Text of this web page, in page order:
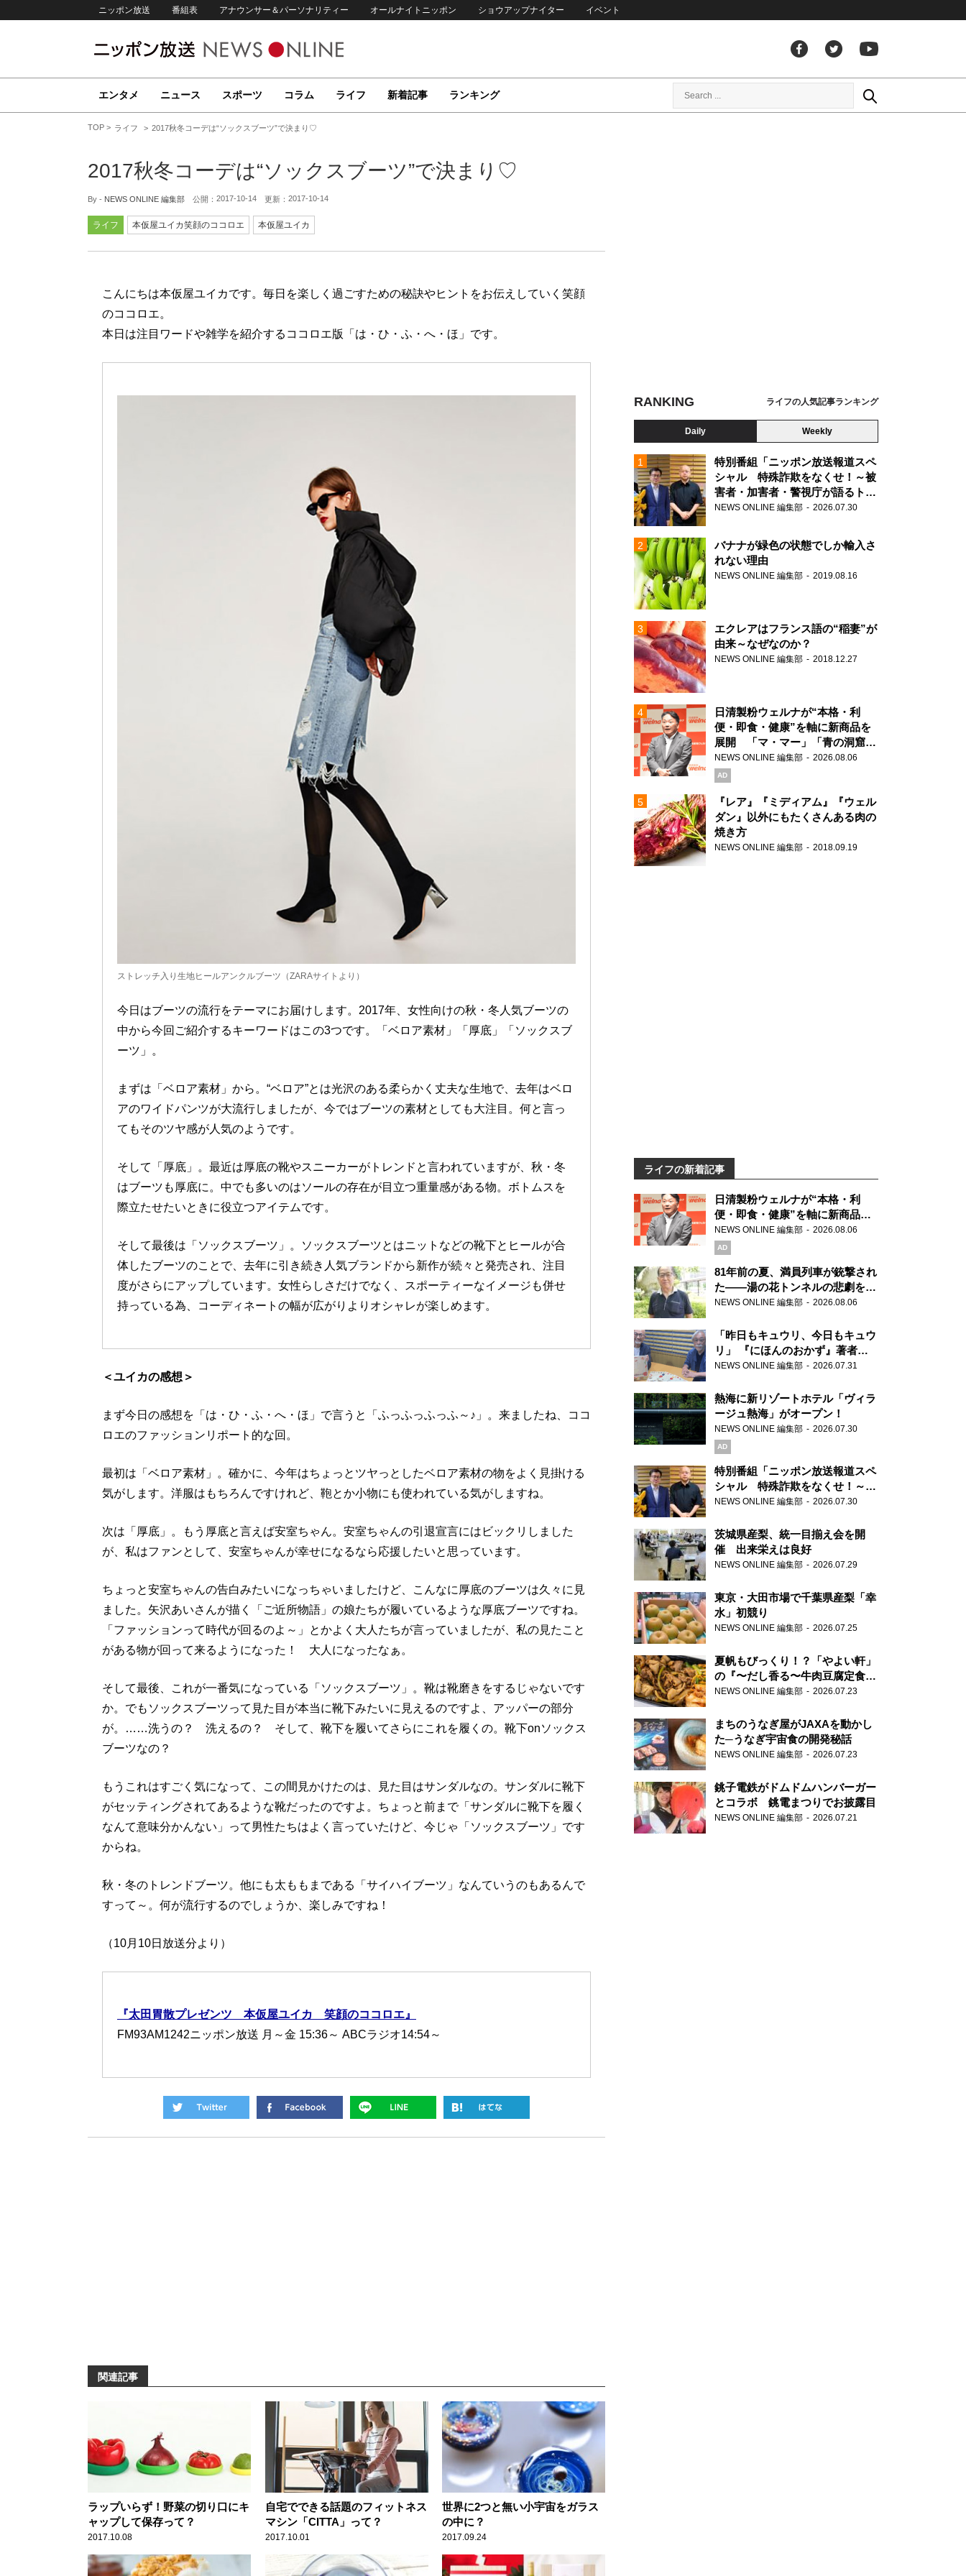
ニッポン放送 番組表 アナウンサー＆パーソナリティー オールナイトニッポン ショウアップナイター イベント
エンタメ ニュース スポーツ コラム ライフ 新着記事 ランキング
TOP ライフ 2017秋冬コーデは“ソックスブーツ”で決まり♡
2017秋冬コーデは“ソックスブーツ”で決まり♡
By - NEWS ONLINE 編集部 公開： 2017-10-14 更新： 2017-10-14
ライフ 本仮屋ユイカ笑顔のココロエ 本仮屋ユイカ
こんにちは本仮屋ユイカです。毎日を楽しく過ごすための秘訣やヒントをお伝えしていく笑顔
のココロエ。
本日は注目ワードや雑学を紹介するココロエ版「は・ひ・ふ・へ・ほ」です。
ストレッチ入り生地ヒールアンクルブーツ（ZARAサイトより）
今日はブーツの流行をテーマにお届けします。2017年、女性向けの秋・冬人気ブーツの
中から今回ご紹介するキーワードはこの3つです。「ベロア素材」「厚底」「ソックスブ
ーツ」。
まずは「ベロア素材」から。“ベロア”とは光沢のある柔らかく丈夫な生地で、去年はベロ
アのワイドパンツが大流行しましたが、今ではブーツの素材としても大注目。何と言っ
てもそのツヤ感が人気のようです。
そして「厚底」。最近は厚底の靴やスニーカーがトレンドと言われていますが、秋・冬
はブーツも厚底に。中でも多いのはソールの存在が目立つ重量感がある物。ボトムスを
際立たせたいときに役立つアイテムです。
そして最後は「ソックスブーツ」。ソックスブーツとはニットなどの靴下とヒールが合
体したブーツのことで、去年に引き続き人気ブランドから新作が続々と発売され、注目
度がさらにアップしています。女性らしさだけでなく、スポーティーなイメージも併せ
持っている為、コーディネートの幅が広がりよりオシャレが楽しめます。
＜ユイカの感想＞
まず今日の感想を「は・ひ・ふ・へ・ほ」で言うと「ふっふっふっふ～♪」。来ましたね、ココ
ロエのファッションリポート的な回。
最初は「ベロア素材」。確かに、今年はちょっとツヤっとしたベロア素材の物をよく見掛ける
気がします。洋服はもちろんですけれど、鞄とか小物にも使われている気がしますね。
次は「厚底」。もう厚底と言えば安室ちゃん。安室ちゃんの引退宣言にはビックリしました
が、私はファンとして、安室ちゃんが幸せになるなら応援したいと思っています。
ちょっと安室ちゃんの告白みたいになっちゃいましたけど、こんなに厚底のブーツは久々に見
ました。矢沢あいさんが描く「ご近所物語」の娘たちが履いているような厚底ブーツですね。
「ファッションって時代が回るのよ～」とかよく大人たちが言っていましたが、私の見たこと
がある物が回って来るようになった！ 大人になったなぁ。
そして最後、これが一番気になっている「ソックスブーツ」。靴は靴磨きをするじゃないです
か。でもソックスブーツって見た目が本当に靴下みたいに見えるのですよ、アッパーの部分
が。……洗うの？ 洗えるの？ そして、靴下を履いてさらにこれを履くの。靴下onソックス
ブーツなの？
もうこれはすごく気になって、この間見かけたのは、見た目はサンダルなの。サンダルに靴下
がセッティングされてあるような靴だったのですよ。ちょっと前まで「サンダルに靴下を履く
なんて意味分かんない」って男性たちはよく言っていたけど、今じゃ「ソックスブーツ」です
からね。
秋・冬のトレンドブーツ。他にも太ももまである「サイハイブーツ」なんていうのもあるんで
すって～。何が流行するのでしょうか、楽しみですね！
（10月10日放送分より）
『太田胃散プレゼンツ 本仮屋ユイカ 笑顔のココロエ』
FM93AM1242ニッポン放送 月～金 15:36～ ABCラジオ14:54～
関連記事
ラップいらず！野菜の切り口にキ
ャップして保存って？
2017.10.08
自宅でできる話題のフィットネス
マシン「CITTA」って？
2017.10.01
世界に2つと無い小宇宙をガラス
の中に？
2017.09.24
RANKING ライフの人気記事ランキング
Daily Weekly
特別番組「ニッポン放送報道スペ
シャル 特殊詐欺をなくせ！～被
害者・加害者・警視庁が語るトク
リュウの実態～」放送
NEWS ONLINE 編集部 2026.07.30
バナナが緑色の状態でしか輸入さ
れない理由
NEWS ONLINE 編集部 2019.08.16
エクレアはフランス語の“稲妻”が
由来～なぜなのか？
NEWS ONLINE 編集部 2018.12.27
日清製粉ウェルナが“本格・利
便・即食・健康”を軸に新商品を
展開 「マ・マー」「青の洞窟」
ブランドを強化
NEWS ONLINE 編集部 2026.08.06
『レア』『ミディアム』『ウェル
ダン』以外にもたくさんある肉の
焼き方
NEWS ONLINE 編集部 2018.09.19
ライフの新着記事
日清製粉ウェルナが“本格・利
便・即食・健康”を軸に新商品を
展開 「マ・マー」「青の洞窟」
ブランドを強化
NEWS ONLINE 編集部 2026.08.06
AD
81年前の夏、満員列車が銃撃され
た――湯の花トンネルの悲劇を語
り継ぐ男性
NEWS ONLINE 編集部 2026.08.06
「昨日もキュウリ、今日もキュウ
リ」 『にほんのおかず』著者が
見つけた家庭料理の知恵
NEWS ONLINE 編集部 2026.07.31
熱海に新リゾートホテル「ヴィラ
ージュ熱海」がオープン！
NEWS ONLINE 編集部 2026.07.30
AD
特別番組「ニッポン放送報道スペ
シャル 特殊詐欺をなくせ！～被
害者・加害者・警視庁が語るトク
NEWS ONLINE 編集部 2026.07.30
茨城県産梨、統一目揃え会を開
催 出来栄えは良好
NEWS ONLINE 編集部 2026.07.29
東京・大田市場で千葉県産梨「幸
水」初競り
NEWS ONLINE 編集部 2026.07.25
夏帆もびっくり！？「やよい軒」
の『〜だし香る〜牛肉豆腐定食』
が香り高すぎる
NEWS ONLINE 編集部 2026.07.23
まちのうなぎ屋がJAXAを動かし
た─うなぎ宇宙食の開発秘話
NEWS ONLINE 編集部 2026.07.23
銚子電鉄がドムドムハンバーガー
とコラボ 銚電まつりでお披露目
NEWS ONLINE 編集部 2026.07.21